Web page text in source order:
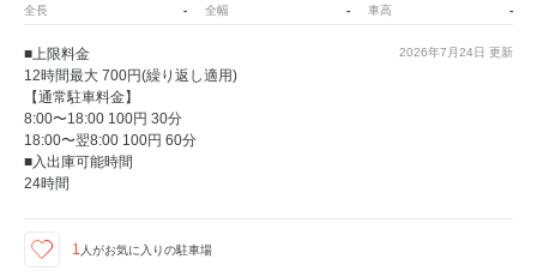
全長 - 全幅 - 車高 -
2026年7月24日 更新
■上限料金
12時間最大 700円(繰り返し適用)
【通常駐車料金】
8:00〜18:00 100円 30分
18:00〜翌8:00 100円 60分
■入出庫可能時間
24時間
1 人がお気に入りの駐車場